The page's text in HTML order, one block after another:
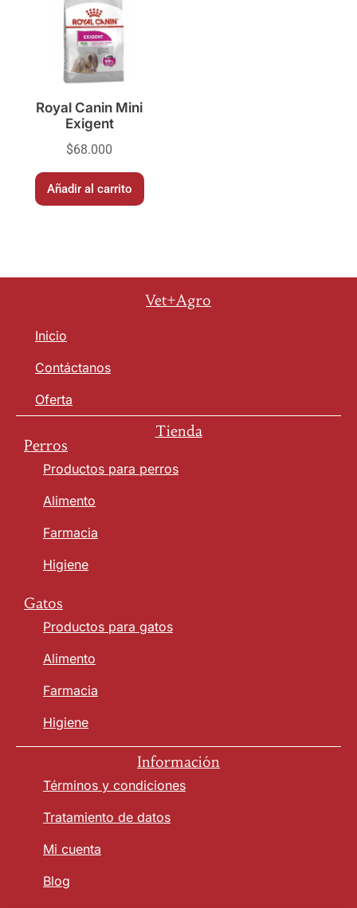
Royal Canin Mini
Exigent
$68.000
Añadir al carrito
Vet+Agro
Inicio
Contáctanos
Oferta
Tienda
Perros
Productos para perros
Alimento
Farmacia
Higiene
Gatos
Productos para gatos
Alimento
Farmacia
Higiene
Información
Términos y condiciones
Tratamiento de datos
Mi cuenta
Blog